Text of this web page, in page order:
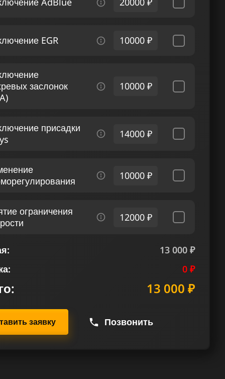
EGR 10000 ₽
заслонок
10000 ₽
присадки
14000 ₽
10000 ₽
ограничения
12000 ₽
13 000 ₽
0 ₽
13 000 ₽
заявку Позвонить